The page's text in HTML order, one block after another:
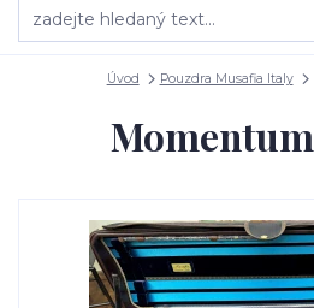
Úvod Pouzdra Musafia Italy